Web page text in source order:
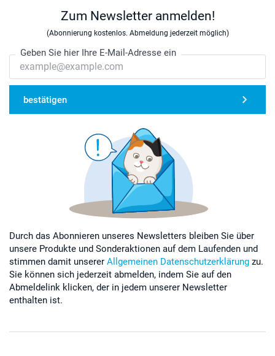
Zum Newsletter anmelden!
(Abonnierung kostenlos. Abmeldung jederzeit möglich)
Geben Sie hier Ihre E-Mail-Adresse ein
bestätigen
Durch das Abonnieren unseres Newsletters bleiben Sie über
unsere Produkte und Sonderaktionen auf dem Laufenden und
stimmen damit unserer Allgemeinen Datenschutzerklärung zu.
Sie können sich jederzeit abmelden, indem Sie auf den
Abmeldelink klicken, der in jedem unserer Newsletter
enthalten ist.